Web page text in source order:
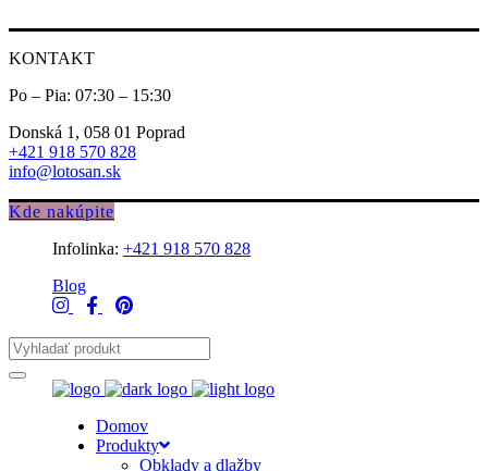
KONTAKT
Po – Pia: 07:30 – 15:30
Donská 1, 058 01 Poprad
+421 918 570 828
info@lotosan.sk
Kde nakúpite
Infolinka: +421 918 570 828
Blog
Domov
Produkty
Obklady a dlažby